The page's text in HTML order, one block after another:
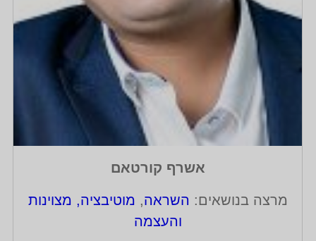
אשרף קורטאם
מרצה בנושאים: השראה, מוטיבציה, מצוינות
והעצמה